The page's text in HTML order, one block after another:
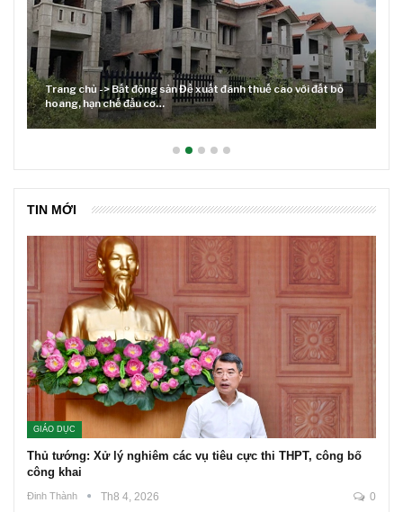
với đất bỏ
Lãi suất neo cao và cuộc tái cơ cấu trên thị trường
TIN MỚI
GIÁO DỤC
Thủ tướng: Xử lý nghiêm các vụ tiêu cực thi THPT, công bố
công khai
Đinh Thành Th8 4, 2026 0